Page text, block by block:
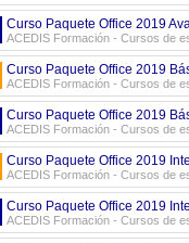
Curso Paquete Office 2019
ACEDIS Formación - Cursos de
Curso Paquete Office 2019
ACEDIS Formación - Cursos de
Curso Paquete Office 2019
ACEDIS Formación - Cursos de
Curso Paquete Office 2019
ACEDIS Formación - Cursos de
Curso Paquete Office 2019
ACEDIS Formación - Cursos de